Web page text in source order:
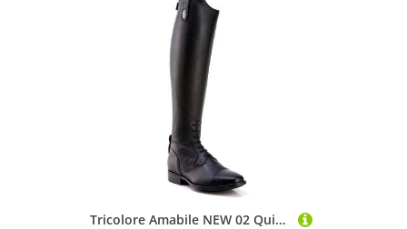
Tricolore Amabile NEW 02 Quick Reitstiefel by DeNiro